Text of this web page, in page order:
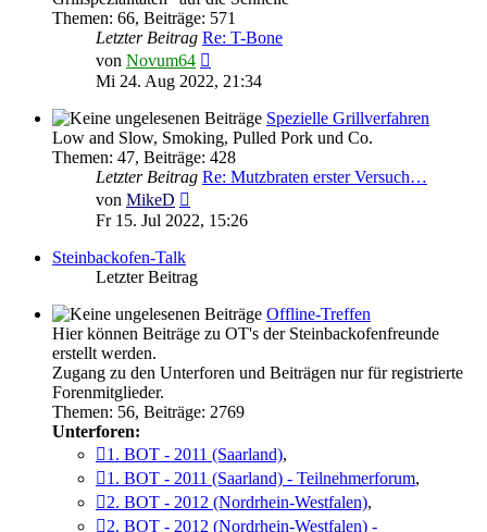
Themen: 66, Beiträge: 571
Letzter Beitrag Re: T-Bone
von Novum64
Beitrag
Mi 24. Aug 2022, 21:34
Spezielle Grillverfahren
Low and Slow, Smoking, Pulled Pork und Co.
Themen: 47, Beiträge: 428
Letzter Beitrag Re: Mutzbraten erster Versuch…
von MikeD
Beitrag
Fr 15. Jul 2022, 15:26
Steinbackofen-Talk
Letzter Beitrag
Offline-Treffen
Hier können Beiträge zu OT's der Steinbackofenfreunde
erstellt werden.
Zugang zu den Unterforen und Beiträgen nur für registrierte
Forenmitglieder.
Themen: 56, Beiträge: 2769
Unterforen:
1. BOT - 2011 (Saarland),
1. BOT - 2011 (Saarland) - Teilnehmerforum,
2. BOT - 2012 (Nordrhein-Westfalen),
2. BOT - 2012 (Nordrhein-Westfalen) -